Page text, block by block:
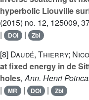
hyperbolic Liouville
(2015) no. 12, 125009,
| DOI | Zbl
[8] Daudé, Thierry;
at fixed energy in de
holes, Ann. Henri
|
MR | DOI | Zbl